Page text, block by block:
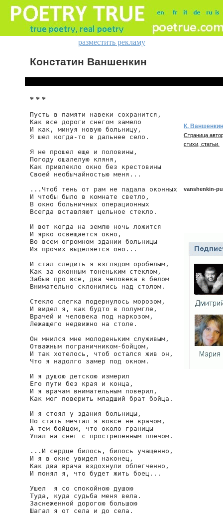
разместить рекламу
Констатин Ваншенкин
* * *
Пусть в памяти навеки сохранится,
Как все дороги снегом замело
И как, минуя новую больницу,
Я шел когда-то в дальнее село.
Я не прошел еще и половины,
Погоду ошалелую кляня,
Как привлекло окно без крестовины
Своей необычайностью меня...
...Чтоб тень от рам не падала оконных
И чтобы было в комнате светло,
В окно больничных операционных
Всегда вставляют цельное стекло.
И вот когда на землю ночь ложится
И ярко освещается окно,
Во всем огромном здании больницы
Из прочих выделяется оно...
И стал следить я взглядом оробелым,
Как за оконным тоненьким стеклом,
Забыв про все, два человека в белом
Внимательно склонились над столом.
Стекло слегка подернулось морозом,
И видел я, как будто в полумгле,
Врачей и человека под наркозом,
Лежащего недвижно на столе.
Он мнился мне молоденьким служивым,
Отважным пограничником-бойцом,
И так хотелось, чтоб остался жив он,
Что я надолго замер под окном.
И я душою детскою измерил
Его пути без края и конца,
И я врачам внимательным поверил,
Как мог поверить младший брат бойца.
И я стоял у здания больницы,
Но стать мечтал я вовсе не врачом,
А тем бойцом, что около границы
Упал на снег с простреленным плечом.
...И сердце билось, билось учащенно,
И я в окне увидел наконец,
Как два врача вздохнули облегченно,
И понял я, что будет жить боец...
Ушел  я со спокойною душою
Туда, куда судьба меня вела.
Заснеженной дорогою большою
Шагал я от села и до села.
К. Ваншенкин
Страница
стихи, статьи.
vanshenkin-